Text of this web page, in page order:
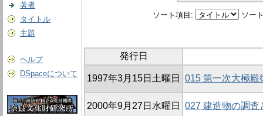
著者
タイトル
主題
ヘルプ
DSpaceについて
ソート項目: ソー
発行日
1997年3月15日土曜日 015 第一次大極殿
2000年9月27日水曜日 027 建造物の調査